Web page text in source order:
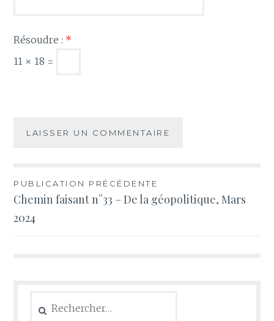
Résoudre : *
11 × 18 =
Navigation
de
l’article
PUBLICATION PRÉCÉDENTE
Chemin faisant n°33 – De la géopolitique, Mars
2024